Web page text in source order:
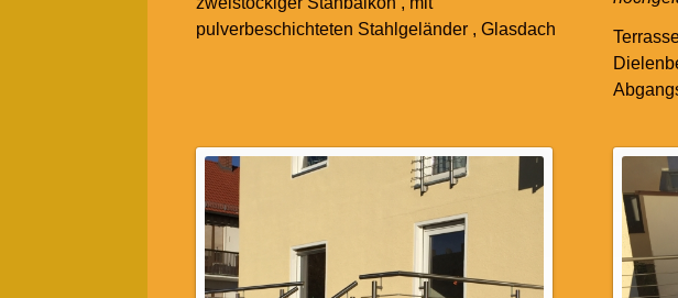
pulverbeschichteten Stahlgeländer , Glasdach